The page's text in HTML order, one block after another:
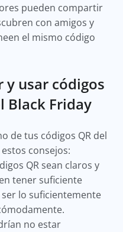
pueden compartir
con amigos y
el mismo código
y usar códigos
Black Friday
de tus códigos QR del
consejos:
QR sean claros y
tener suficiente
lo suficientemente
no estar